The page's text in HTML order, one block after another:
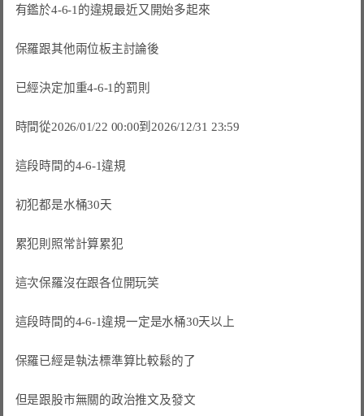
有鑑於4-6-1的違規最近又開始多起來
保羅跟其他兩位板主討論後
已經決定加重4-6-1的罰則
時間從2026/01/22 00:00到2026/12/31 23:59
這段時間的4-6-1違規
初犯都是水桶30天
累犯則照常計算累犯
這次保羅沒在跟各位開玩笑
這段時間的4-6-1違規一定是水桶30天以上
保羅已經是執法標準算比較鬆的了
但是跟股市無關的政治推文及發文